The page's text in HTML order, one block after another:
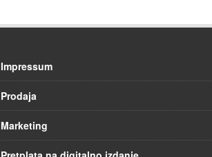
Impressum
Prodaja
Marketing